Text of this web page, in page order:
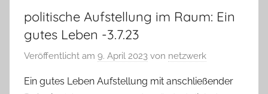
politische Aufstellung im Raum: Ein
gutes Leben -3.7.23
Veröffentlicht am 9. April 2023 von netzwerk
Ein gutes Leben Aufstellung mit anschließender